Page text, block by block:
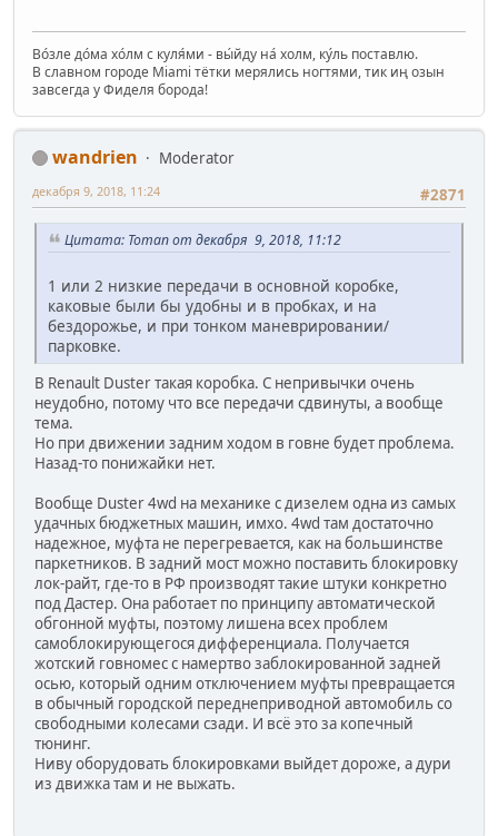
Во́зле до́ма хо́лм с куля́ми - вы́йду на́ холм, ку́ль поставлю.
В славном городе Miami тётки мерялись ногтями, тик иң озын
завсегда у Фиделя борода!
wandrien
Moderator
#2871
декабря 9, 2018, 11:24
Цитата: Toman от декабря 9, 2018, 11:12
1 или 2 низкие передачи в основной коробке,
каковые были бы удобны и в пробках, и на
бездорожье, и при тонком маневрировании/
парковке.
В Renault Duster такая коробка. С непривычки очень
неудобно, потому что все передачи сдвинуты, а вообще
тема.
Но при движении задним ходом в говне будет проблема.
Назад-то понижайки нет.
Вообще Duster 4wd на механике с дизелем одна из самых
удачных бюджетных машин, имхо. 4wd там достаточно
надежное, муфта не перегревается, как на большинстве
паркетников. В задний мост можно поставить блокировку
лок-райт, где-то в РФ производят такие штуки конкретно
под Дастер. Она работает по принципу автоматической
обгонной муфты, поэтому лишена всех проблем
самоблокирующегося дифференциала. Получается
жотский говномес с намертво заблокированной задней
осью, который одним отключением муфты превращается
в обычный городской переднеприводной автомобиль со
свободными колесами сзади. И всё это за копечный
тюнинг.
Ниву оборудовать блокировками выйдет дороже, а дури
из движка там и не выжать.